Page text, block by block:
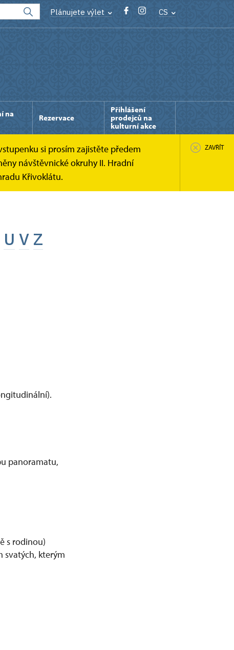
Plánujete výlet CS
na
Rezervace
Přihlášení
prodejců na
kulturní akce
si prosím zajistěte předem
návštěvnické okruhy II. Hradní
Křivoklátu.
ZAVŘÍT
U V Z
panoramatu,
s rodinou)
svatých, kterým